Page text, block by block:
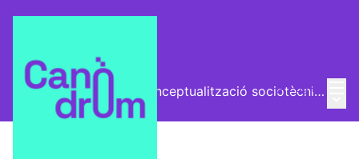
Log inEl Vector (vector de conceptualització sociotècnica)
Trobades